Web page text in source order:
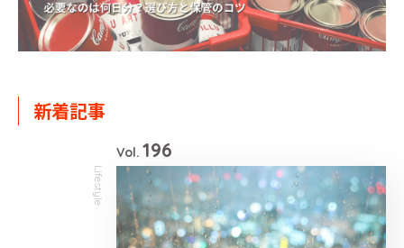
新着記事
Lifestyle
Vol. 196